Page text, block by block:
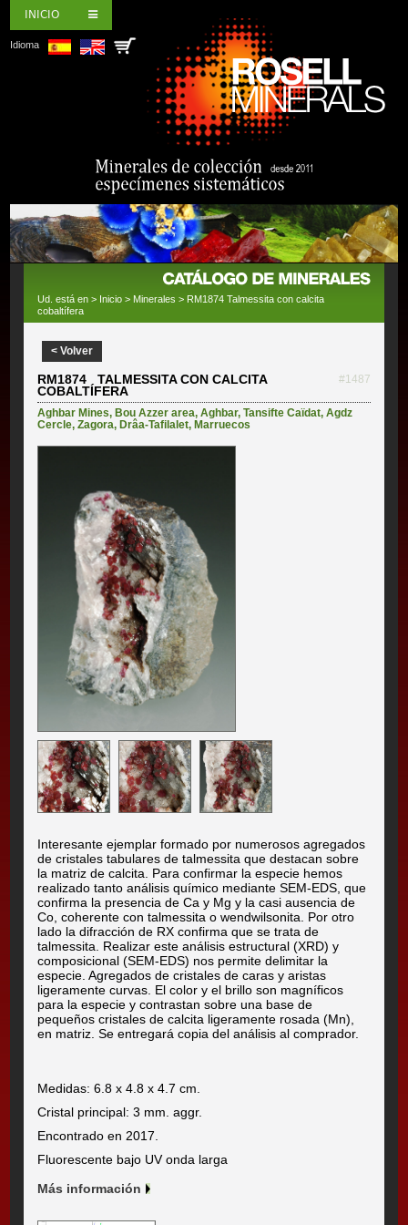
INICIO
Idioma
Ud. está en > Inicio > Minerales > RM1874 Talmessita con calcita
cobaltífera
< Volver
RM1874 TALMESSITA CON CALCITA
COBALTÍFERA
#1487
Aghbar Mines, Bou Azzer area,Aghbar,Tansifte Caïdat,Agdz
Cercle,Zagora, Drâa-Tafilalet, Marruecos
Interesante ejemplar formado por numerosos agregados
de cristales tabulares de talmessita que destacan sobre
la matriz de calcita. Para confirmar la especie hemos
realizado tanto análisis químico mediante SEM-EDS, que
confirma la presencia de Ca y Mg y la casi ausencia de
Co, coherente con talmessita o wendwilsonita. Por otro
lado la difracción de RX confirma que se trata de
talmessita. Realizar este análisis estructural (XRD) y
composicional (SEM-EDS) nos permite delimitar la
especie. Agregados de cristales de caras y aristas
ligeramente curvas. El color y el brillo son magníficos
para la especie y contrastan sobre una base de
pequeños cristales de calcita ligeramente rosada (Mn),
en matriz. Se entregará copia del análisis al comprador.
Medidas: 6.8 x 4.8 x 4.7 cm.
Cristal principal: 3 mm. aggr.
Encontrado en 2017.
Fluorescente bajo UV onda larga
Más información